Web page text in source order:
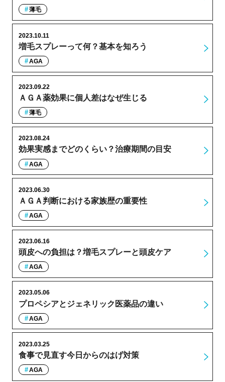
薄毛
増毛スプレーって何？基本を知ろう
2023.10.11
AGA
ＡＧＡ薬効果に個人差はなぜ生じる
2023.09.22
薄毛
効果実感までどのくらい？治療期間の目安
2023.08.24
AGA
ＡＧＡ判断における家族歴の重要性
2023.06.30
AGA
頭皮への負担は？増毛スプレーと頭皮ケア
2023.06.16
AGA
プロペシアとジェネリック医薬品の違い
2023.05.06
AGA
食事で見直す今日からのはげ対策
2023.03.25
AGA